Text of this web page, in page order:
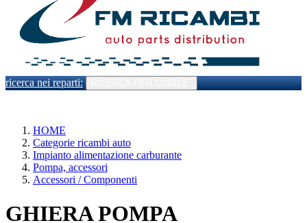
ricerca nei reparti:
HOME
Categorie ricambi auto
Impianto alimentazione carburante
Pompa, accessori
Accessori / Componenti
GHIERA POMPA